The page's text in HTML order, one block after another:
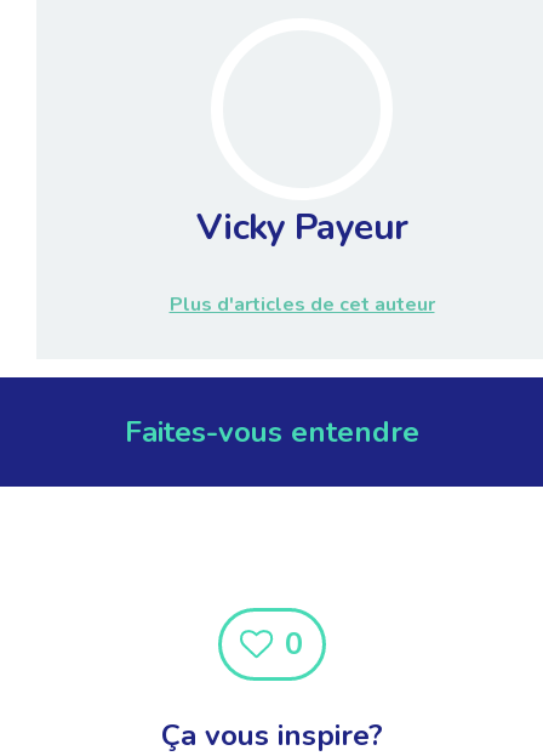
Vicky Payeur
Plus d'articles de cet auteur
Faites-vous entendre
0
Ça vous inspire?